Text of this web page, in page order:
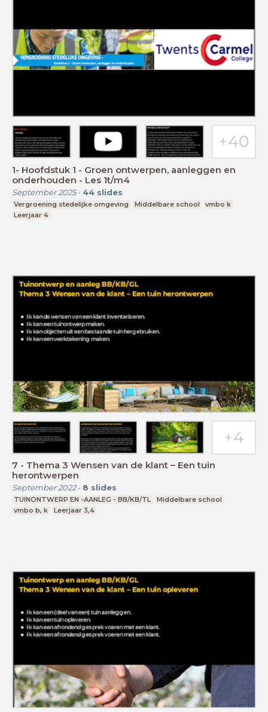
1- Hoofdstuk 1 - Groen ontwerpen, aanleggen en
onderhouden - Les 1t/m4
September 2025- 44 slides
Vergroening stedelijke omgeving Middelbare school
vmbo k
Leerjaar 4
7 - Thema 3 Wensen van de klant – Een tuin
herontwerpen
September 2022- 8 slides
TUINONTWERP EN -AANLEG - BB/KB/TL
Middelbare school
vmbo b, k
Leerjaar 3,4